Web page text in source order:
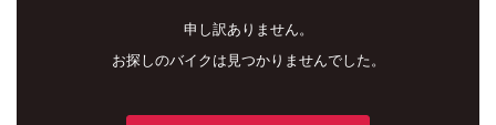
申し訳ありません。
お探しのバイクは見つかりませんでした。